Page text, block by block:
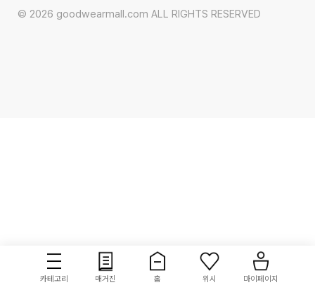
카테고리 매거진 홈 위시 마이페이지
© 2026 goodwearmall.com ALL RIGHTS RESERVED